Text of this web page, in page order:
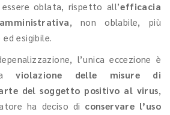
oblata, rispetto all’efficacia
, non oblabile, più
esigibile.
l’unica eccezione è
violazione delle misure di
del soggetto positivo al virus,
ha deciso di conservare l’uso